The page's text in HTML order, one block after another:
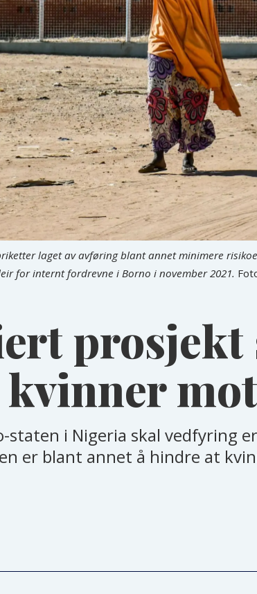
laget av avføring blant annet minimere
for internt fordrevne i Borno i november 2021.
i Nigeria skal vedfyring
er blant annet å hindre at